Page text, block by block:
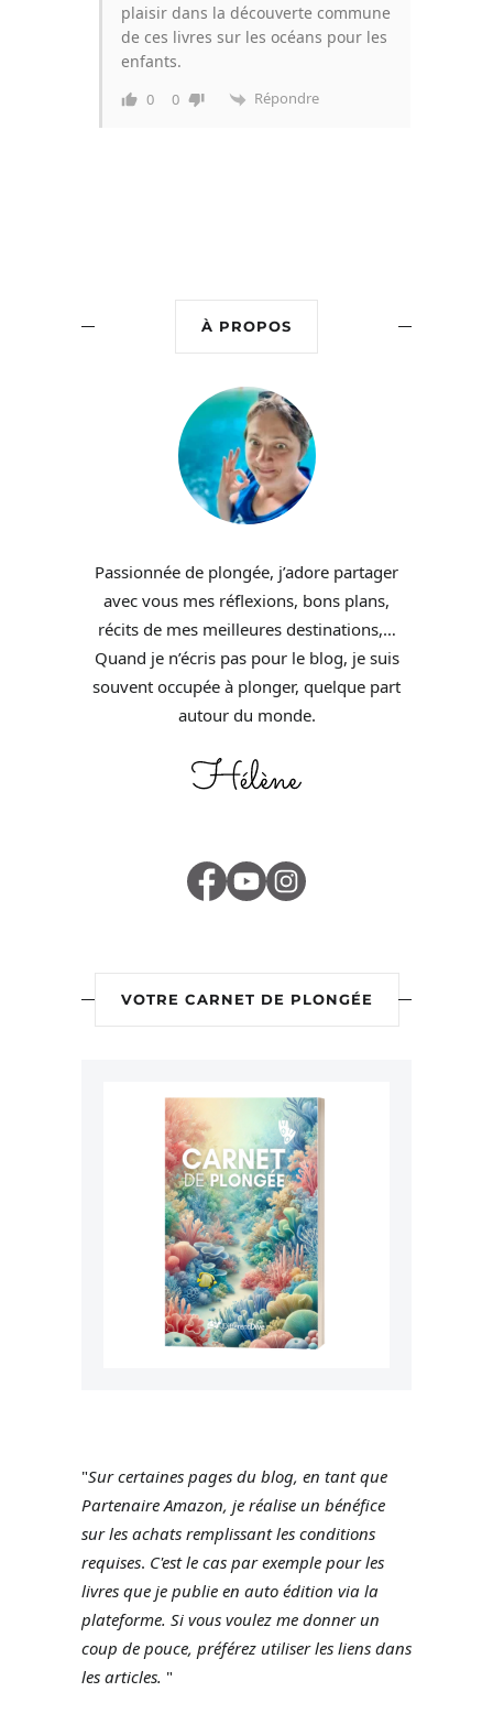
plaisir dans la découverte commune
de ces livres sur les océans pour les
enfants.
0 0 Répondre
À PROPOS
Passionnée de plongée, j’adore partager
avec vous mes réflexions, bons plans,
récits de mes meilleures destinations,…
Quand je n’écris pas pour le blog, je suis
souvent occupée à plonger, quelque part
autour du monde.
VOTRE CARNET DE PLONGÉE
"Sur certaines pages du blog, en tant que
Partenaire Amazon, je réalise un bénéfice
sur les achats remplissant les conditions
requises. C'est le cas par exemple pour les
livres que je publie en auto édition via la
plateforme. Si vous voulez me donner un
coup de pouce, préférez utiliser les liens dans
les articles. "